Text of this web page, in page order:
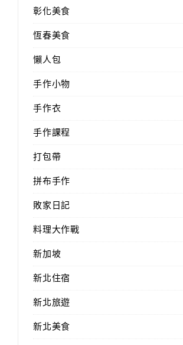
彰化美食
恆春美食
懶人包
手作小物
手作衣
手作課程
打包帶
拼布手作
敗家日記
料理大作戰
新加坡
新北住宿
新北旅遊
新北美食